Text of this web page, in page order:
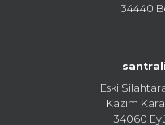
34440
santral
Eski
Kazım
34060